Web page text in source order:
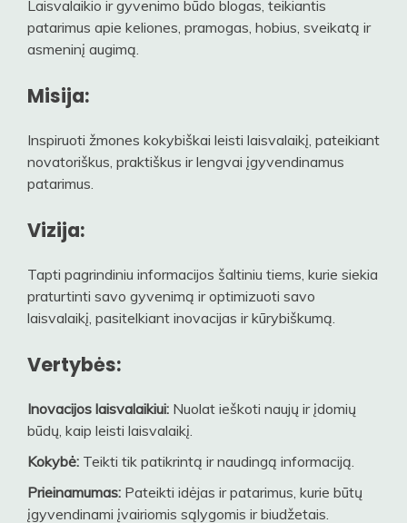
Laisvalaikio ir gyvenimo būdo blogas, teikiantis
patarimus apie keliones, pramogas, hobius, sveikatą ir
asmeninį augimą.
Misija:
Inspiruoti žmones kokybiškai leisti laisvalaikį, pateikiant
novatoriškus, praktiškus ir lengvai įgyvendinamus
patarimus.
Vizija:
Tapti pagrindiniu informacijos šaltiniu tiems, kurie siekia
praturtinti savo gyvenimą ir optimizuoti savo
laisvalaikį, pasitelkiant inovacijas ir kūrybiškumą.
Vertybės:
Inovacijos laisvalaikiui: Nuolat ieškoti naujų ir įdomių
būdų, kaip leisti laisvalaikį.
Kokybė: Teikti tik patikrintą ir naudingą informaciją.
Prieinamumas: Pateikti idėjas ir patarimus, kurie būtų
įgyvendinami įvairiomis sąlygomis ir biudžetais.